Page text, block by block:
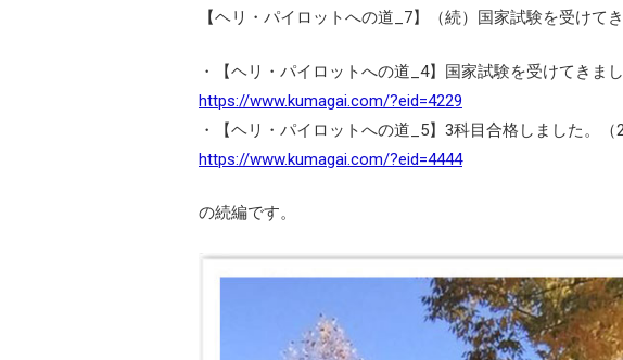
【ヘリ・パイロットへの道_7】（続）国家試験を受けてき
・【ヘリ・パイロットへの道_4】国家試験を受けてきま
https://www.kumagai.com/?eid=4229
・【ヘリ・パイロットへの道_5】3科目合格しました。（
https://www.kumagai.com/?eid=4444
の続編です。